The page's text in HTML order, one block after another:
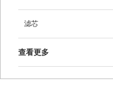
滤芯
查看更多